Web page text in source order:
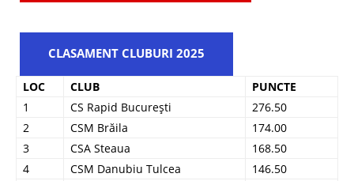
CLASAMENT CLUBURI 2025
LOC CLUB
PUNCTE
1
CS Rapid București
276.50
2
CSM Brăila
174.00
3
CSA Steaua
168.50
4
CSM Danubiu Tulcea
146.50